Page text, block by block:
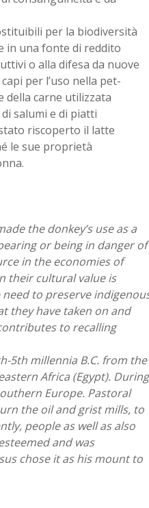
per la biodiversità
in una fonte di reddito
o alla difesa da nuove
per l’uso nella pet-
della carne utilizzata
salumi e di piatti
riscoperto il latte
le sue proprietà
the donkey’s use as a
or being in danger of
in the economies of
their cultural value is
to preserve
they have taken on and
to recalling
5th millennia B.C. from the
Africa (Egypt). During
Europe. Pastoral
the oil and grist mills, to
people as well as also
and was
chose it as his mount to